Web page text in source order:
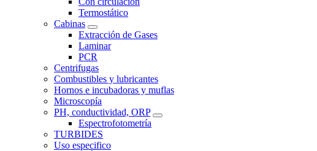
Termostático
Cabinas
Extracción de Gases
Laminar
PCR
Centrifugas
Combustibles y lubricantes
Hornos e incubadoras y muflas
Microscopía
PH, conductividad, ORP
Espectrofotometría
TURBIDES
Uso especifico